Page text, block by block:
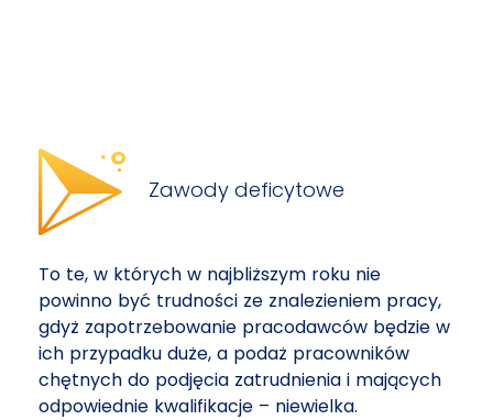
Zawody deficytowe
To te, w których w najbliższym roku nie
powinno być trudności ze znalezieniem pracy,
gdyż zapotrzebowanie pracodawców będzie w
ich przypadku duże, a podaż pracowników
chętnych do podjęcia zatrudnienia i mających
odpowiednie kwalifikacje – niewielka.